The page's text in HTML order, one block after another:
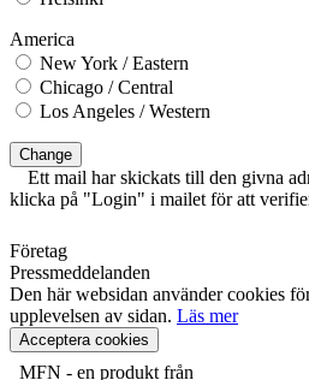
America
New York / Eastern
Chicago / Central
Los Angeles / Western
Change
Ett mail har skickats till den givna
klicka på "Login" i mailet för att
Företag
Pressmeddelanden
Den här websidan använder cookies
upplevelsen av sidan. Läs mer
Acceptera cookies
MFN - en produkt från